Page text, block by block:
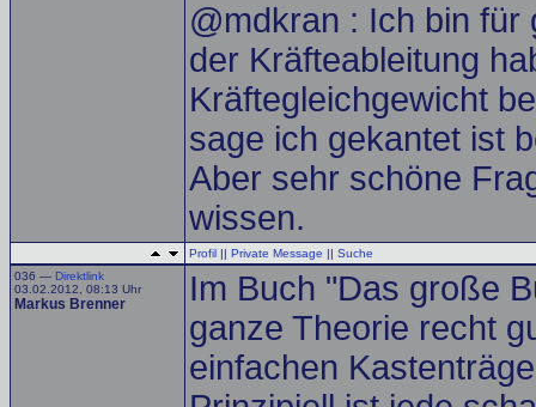
@mdkran : Ich bin
der Kräfteableitung
Kräftegleichgewicht
sage ich gekantet ist
Aber sehr schöne
wissen.
Profil || Private Message || Suche
036 — Direktlink
03.02.2012, 08:13 Uhr
Markus Brenner
Im Buch "Das große
ganze Theorie recht
einfachen